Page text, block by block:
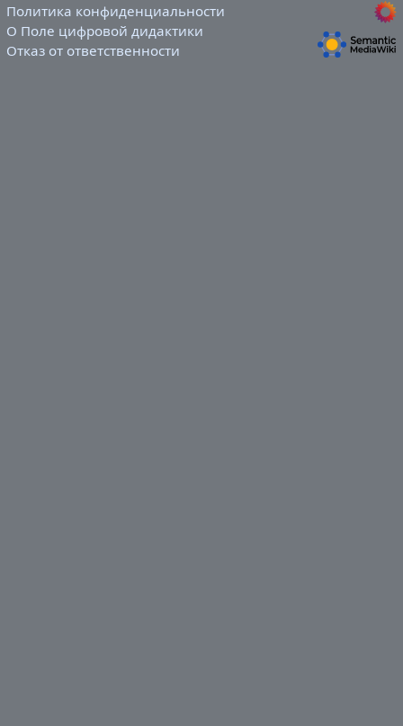
Политика конфиденциальности
О Поле цифровой дидактики
Отказ от ответственности